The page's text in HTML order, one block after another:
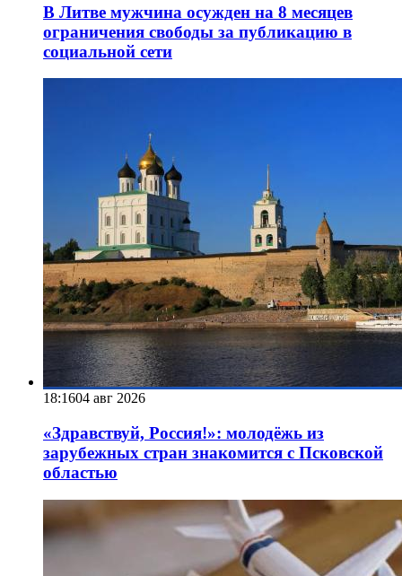
В Литве мужчина осужден на 8 месяцев
ограничения свободы за публикацию в
социальной сети
18:1604 авг 2026
«Здравствуй, Россия!»: молодёжь из
зарубежных стран знакомится с Псковской
областью